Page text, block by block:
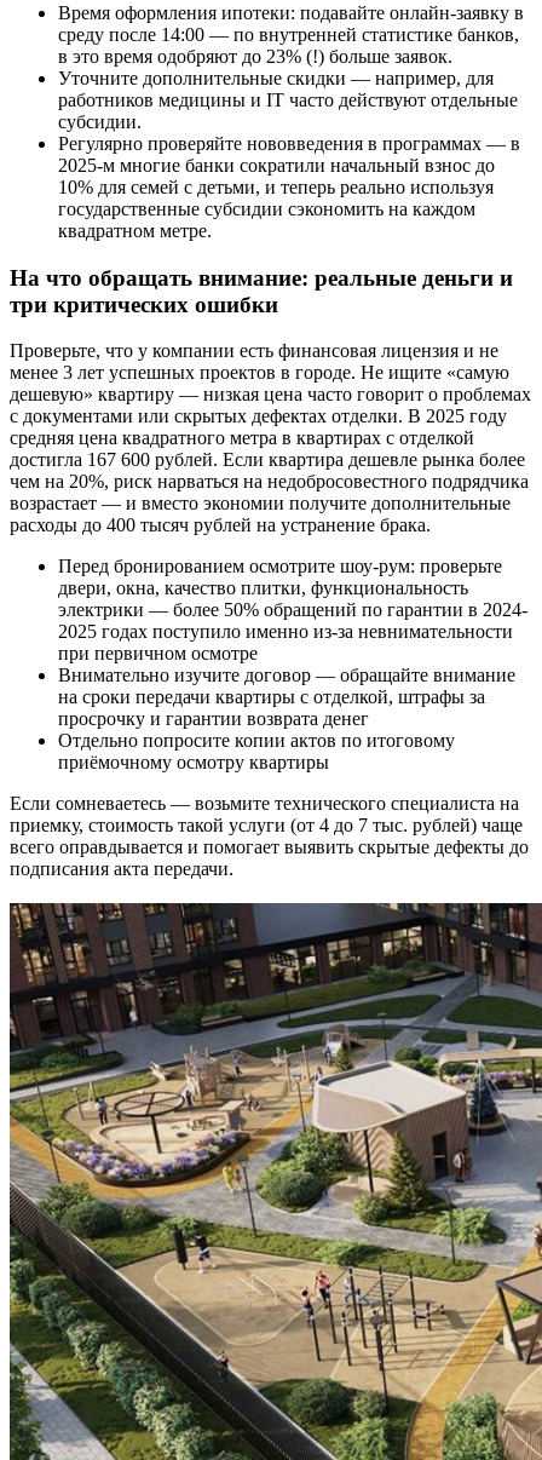
Время оформления ипотеки: подавайте онлайн-заявку в
среду после 14:00 — по внутренней статистике банков,
в это время одобряют до 23% (!) больше заявок.
Уточните дополнительные скидки — например, для
работников медицины и IT часто действуют отдельные
субсидии.
Регулярно проверяйте нововведения в программах — в
2025-м многие банки сократили начальный взнос до
10% для семей с детьми, и теперь реально используя
государственные субсидии сэкономить на каждом
квадратном метре.
На что обращать внимание: реальные деньги и
три критических ошибки
Проверьте, что у компании есть финансовая лицензия и не
менее 3 лет успешных проектов в городе. Не ищите «самую
дешевую» квартиру — низкая цена часто говорит о проблемах
с документами или скрытых дефектах отделки. В 2025 году
средняя цена квадратного метра в квартирах с отделкой
достигла 167 600 рублей. Если квартира дешевле рынка более
чем на 20%, риск нарваться на недобросовестного подрядчика
возрастает — и вместо экономии получите дополнительные
расходы до 400 тысяч рублей на устранение брака.
Перед бронированием осмотрите шоу-рум: проверьте
двери, окна, качество плитки, функциональность
электрики — более 50% обращений по гарантии в 2024-
2025 годах поступило именно из-за невнимательности
при первичном осмотре
Внимательно изучите договор — обращайте внимание
на сроки передачи квартиры с отделкой, штрафы за
просрочку и гарантии возврата денег
Отдельно попросите копии актов по итоговому
приёмочному осмотру квартиры
Если сомневаетесь — возьмите технического специалиста на
приемку, стоимость такой услуги (от 4 до 7 тыс. рублей) чаще
всего оправдывается и помогает выявить скрытые дефекты до
подписания акта передачи.